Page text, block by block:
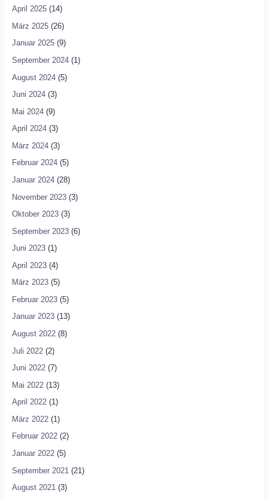
April 2025(14)
März 2025(26)
Januar 2025(9)
September 2024(1)
August 2024(5)
Juni 2024(3)
Mai 2024(9)
April 2024(3)
März 2024(3)
Februar 2024(5)
Januar 2024(28)
November 2023(3)
Oktober 2023(3)
September 2023(6)
Juni 2023(1)
April 2023(4)
März 2023(5)
Februar 2023(5)
Januar 2023(13)
August 2022(8)
Juli 2022(2)
Juni 2022(7)
Mai 2022(13)
April 2022(1)
März 2022(1)
Februar 2022(2)
Januar 2022(5)
September 2021 (21)
August 2021(3)